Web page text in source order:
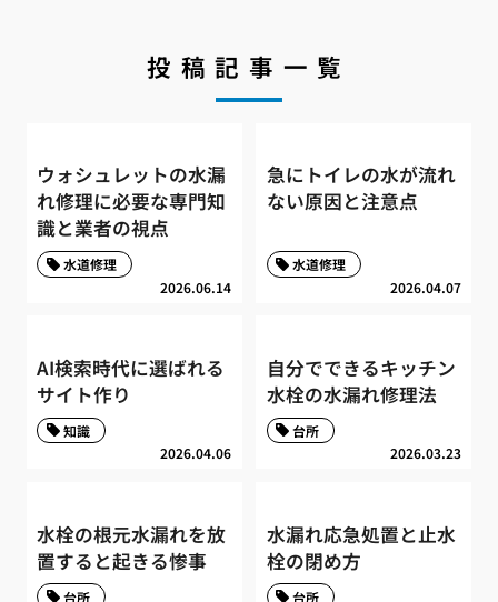
投稿記事一覧
ウォシュレットの水漏
れ修理に必要な専門知
識と業者の視点
2026.06.14
水道修理
急にトイレの水が流れ
ない原因と注意点
2026.04.07
水道修理
AI検索時代に選ばれる
サイト作り
2026.04.06
知識
自分でできるキッチン
水栓の水漏れ修理法
2026.03.23
台所
水栓の根元水漏れを放
置すると起きる惨事
台所
水漏れ応急処置と止水
栓の閉め方
台所